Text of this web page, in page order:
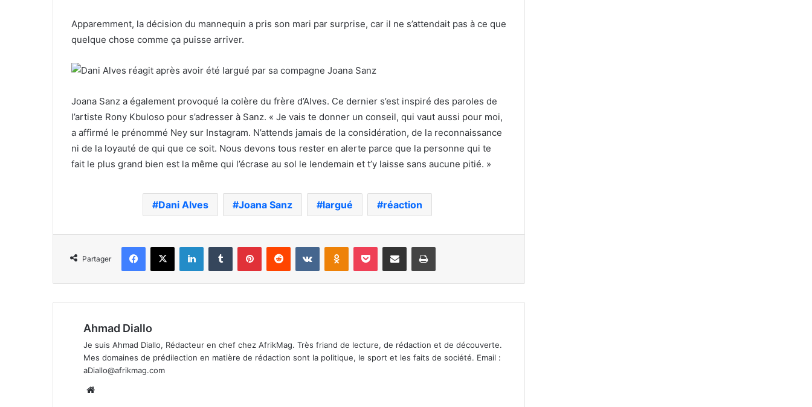
Apparemment, la décision du mannequin a pris son mari par surprise, car il ne s’attendait pas à ce que
quelque chose comme ça puisse arriver.
Joana Sanz a également provoqué la colère du frère d’Alves. Ce dernier s’est inspiré des paroles de
l’artiste Rony Kbuloso pour s’adresser à Sanz. « Je vais te donner un conseil, qui vaut aussi pour moi,
a affirmé le prénommé Ney sur Instagram. N’attends jamais de la considération, de la reconnaissance
ni de la loyauté de qui que ce soit. Nous devons tous rester en alerte parce que la personne qui te
fait le plus grand bien est la même qui l’écrase au sol le lendemain et t’y laisse sans aucune pitié. »
Dani Alves Joana Sanz largué réaction
Partager
Facebook
X LinkedinTumblr PinterestReddit VKontakteOdnoklassniki
Pocket Partager par email Imprimer
Ahmad Diallo
Je suis Ahmad Diallo, Rédacteur en chef chez AfrikMag. Très friand de lecture, de rédaction et de découverte.
Mes domaines de prédilection en matière de rédaction sont la politique, le sport et les faits de société. Email :
aDiallo@afrikmag.com